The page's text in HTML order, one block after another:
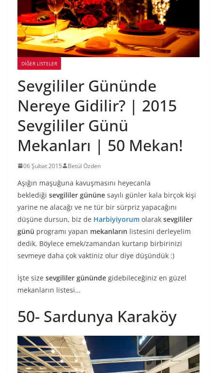
DIĞER LISTELER
Sevgililer Gününde
Nereye Gidilir? | 2015
Sevgililer Günü
Mekanları | 50 Mekan!
06 Şubat 2015 Betül Özden
Aşığın maşuğuna kavuşmasını heyecanla
beklediği sevgililer gününe sayılı günler kala birçok kişi
yarine ne alacağı ve ne tür bir sürpriz yapacağını
düşüne dursun, biz de Harbiyiyorum olarak sevgililer
günü programı yapan mekanların listesini derleyelim
dedik. Böylece emek/zamandan kurtarıp birbirinizi
sevmeye daha çok vaktiniz olur diye düşündük :)
İşte size sevgililer gününde gidebileceğiniz en güzel
mekanların listesi…
50- Sardunya Karaköy